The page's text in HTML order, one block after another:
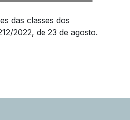
das classes dos
2022, de 23 de agosto.